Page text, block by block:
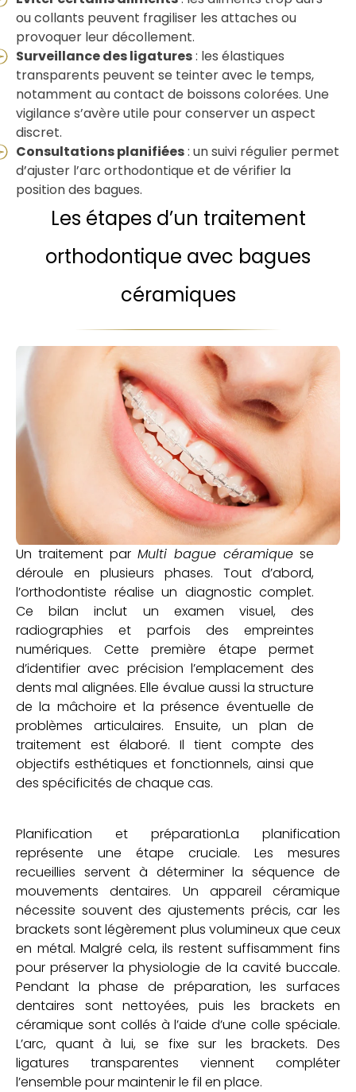
ou collants peuvent fragiliser les attaches ou
provoquer leur décollement.
Surveillance des ligatures: les élastiques
transparents peuvent se teinter avec le temps,
notamment au contact de boissons colorées. Une
vigilance s’avère utile pour conserver un aspect
discret.
Consultations planifiées: un suivi régulier permet
d’ajuster l’arc orthodontique et de vérifier la
position des bagues.
Les étapes d’un traitement
orthodontique avec bagues
céramiques
Un traitement parMulti bague céramique se
déroule en plusieurs phases. Tout d’abord,
l’orthodontiste réalise un diagnostic complet.
Ce bilan inclut un examen visuel, des
radiographies et parfois des empreintes
numériques. Cette première étape permet
d’identifier avec précision l’emplacement des
dents mal alignées. Elle évalue aussi la structure
de la mâchoire et la présence éventuelle de
problèmes articulaires. Ensuite, un plan de
traitement est élaboré. Il tient compte des
objectifs esthétiques et fonctionnels, ainsi que
des spécificités de chaque cas.
Planification et préparationLa planification
représente une étape cruciale. Les mesures
recueillies servent à déterminer la séquence de
mouvements dentaires. Un appareil céramique
nécessite souvent des ajustements précis, car les
brackets sont légèrement plus volumineux que ceux
en métal. Malgré cela, ils restent suffisamment fins
pour préserver la physiologie de la cavité buccale.
Pendant la phase de préparation, les surfaces
dentaires sont nettoyées, puis les brackets en
céramique sont collés à l’aide d’une colle spéciale.
L’arc, quant à lui, se fixe sur les brackets. Des
ligatures transparentes viennent compléter
l’ensemble pour maintenir le fil en place.